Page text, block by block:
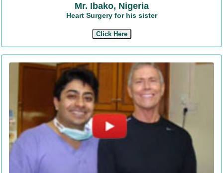
Mr. Ibako, Nigeria
Heart Surgery for his sister
Click Here